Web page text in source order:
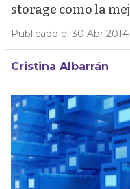
storage como la
Publicado el 30 Abr 2014
Cristina Albarrán